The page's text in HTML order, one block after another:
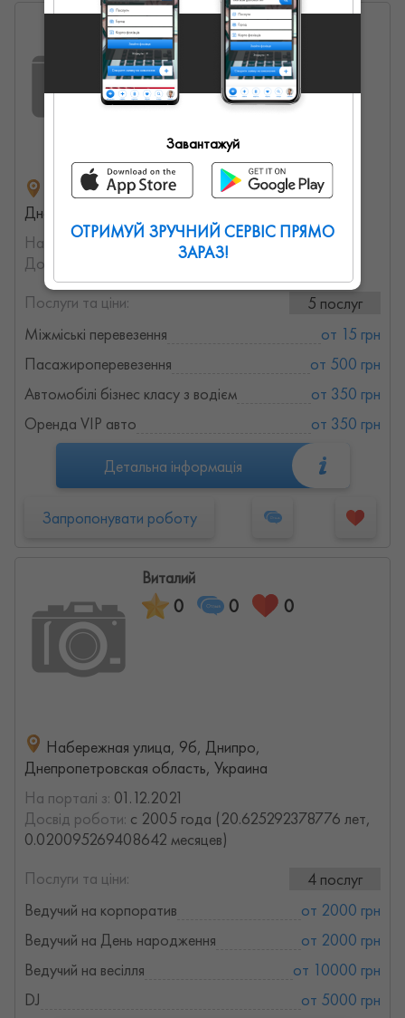
Артём
0 0 0
Янтарная улица, Подгородное,
Днепропетровская область, Украина
На порталі з:11.02.2022
Досвід роботи:
не указанно
Послуги та ціни:
5 послуг
Міжміські перевезення
от 15 грн
Пасажироперевезення
от 500 грн
Автомобілі бізнес класу з водієм
от 350 грн
Оренда VIP авто
от 350 грн
Детальна інформація
Запропонувати роботу
Виталий
0 0 0
Набережная улица, 9б, Днипро,
Днепропетровская область, Украина
На порталі з: 01.12.2021
Досвід роботи: с 2005 года (20.625292378776 лет,
0.020095269408642 месяцев)
Послуги та ціни:
4 послуг
Ведучий на корпоратив
от 2000 грн
Ведучий на День народження
от 2000 грн
Ведучий на весілля
от 10000 грн
DJ
от 5000 грн
Завантажуй
ОТРИМУЙ ЗРУЧНИЙ СЕРВІС ПРЯМО
ЗАРАЗ!